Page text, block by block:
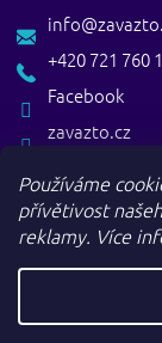
Používáme
přívětivost
reklamy. Více
zavazto.cz
info@
+420 721 760
Facebook